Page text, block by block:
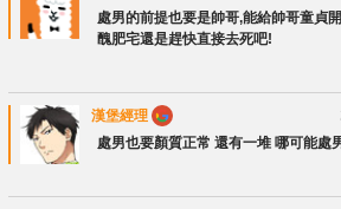
處男的前提也要是帥哥,能給帥哥童貞
醜肥宅還是趕快直接去死吧!
漢堡經理
處男也要顏質正常 還有一堆 哪可能處